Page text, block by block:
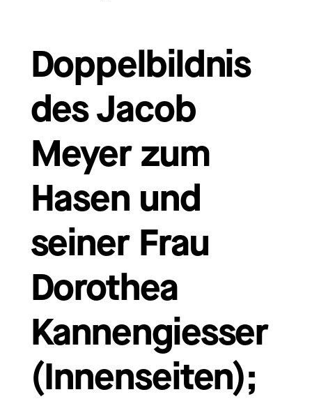
Doppelbildnis
des Jacob
Meyer zum
Hasen und
seiner Frau
Dorothea
Kannengiesser
(Innenseiten);